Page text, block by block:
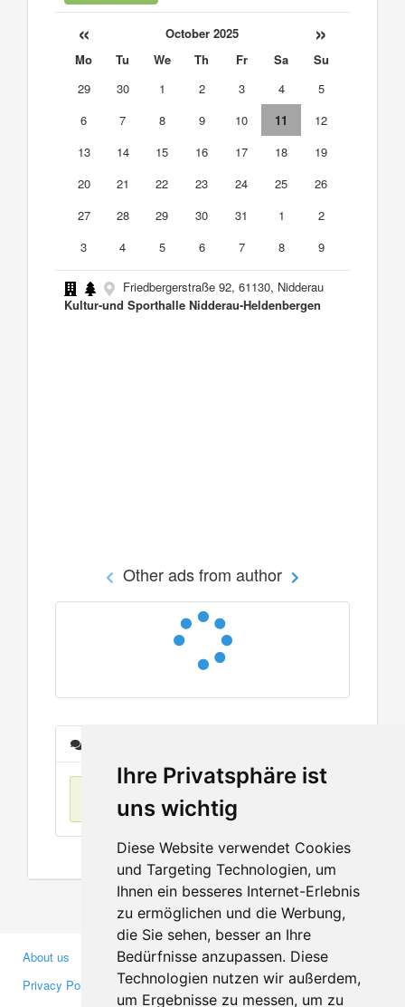
Ihre Privatsphäre ist
uns wichtig
Diese Website verwendet Cookies
und Targeting Technologien, um
Ihnen ein besseres Internet-Erlebnis
zu ermöglichen und die Werbung,
die Sie sehen, besser an Ihre
Bedürfnisse anzupassen. Diese
Technologien nutzen wir außerdem,
um Ergebnisse zu messen, um zu
« October 2025 »
Mo Tu We Th Fr Sa
Su
29
30 1 2 3 4
5
6
7 8 9 10 11
12
13
14 15 16 17 18
19
20
21 22 23 24 25
26
27
28 29 30 31 1
2
3
4 5 6 7 8 9
Friedbergerstraße 92, 61130, Nidderau
Kultur-und Sporthalle Nidderau-Heldenbergen
Other ads from author
No items found
About us
Privacy Policy
Business Partners
Investors